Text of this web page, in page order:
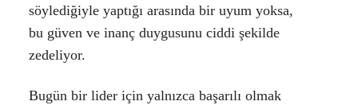
söylediğiyle yaptığı arasında bir uyum yoksa,
bu güven ve inanç duygusunu ciddi şekilde
zedeliyor.
Bugün bir lider için yalnızca başarılı olmak